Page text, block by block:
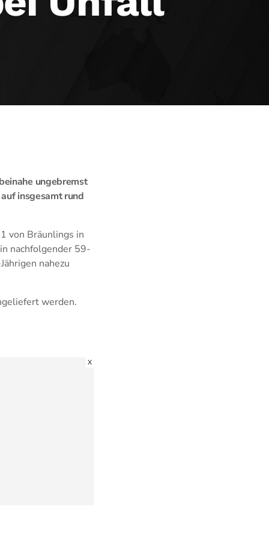
ungebremst
insgesamt rund
von Bräunlings in
nachfolgender 59-
nahezu
werden.
X